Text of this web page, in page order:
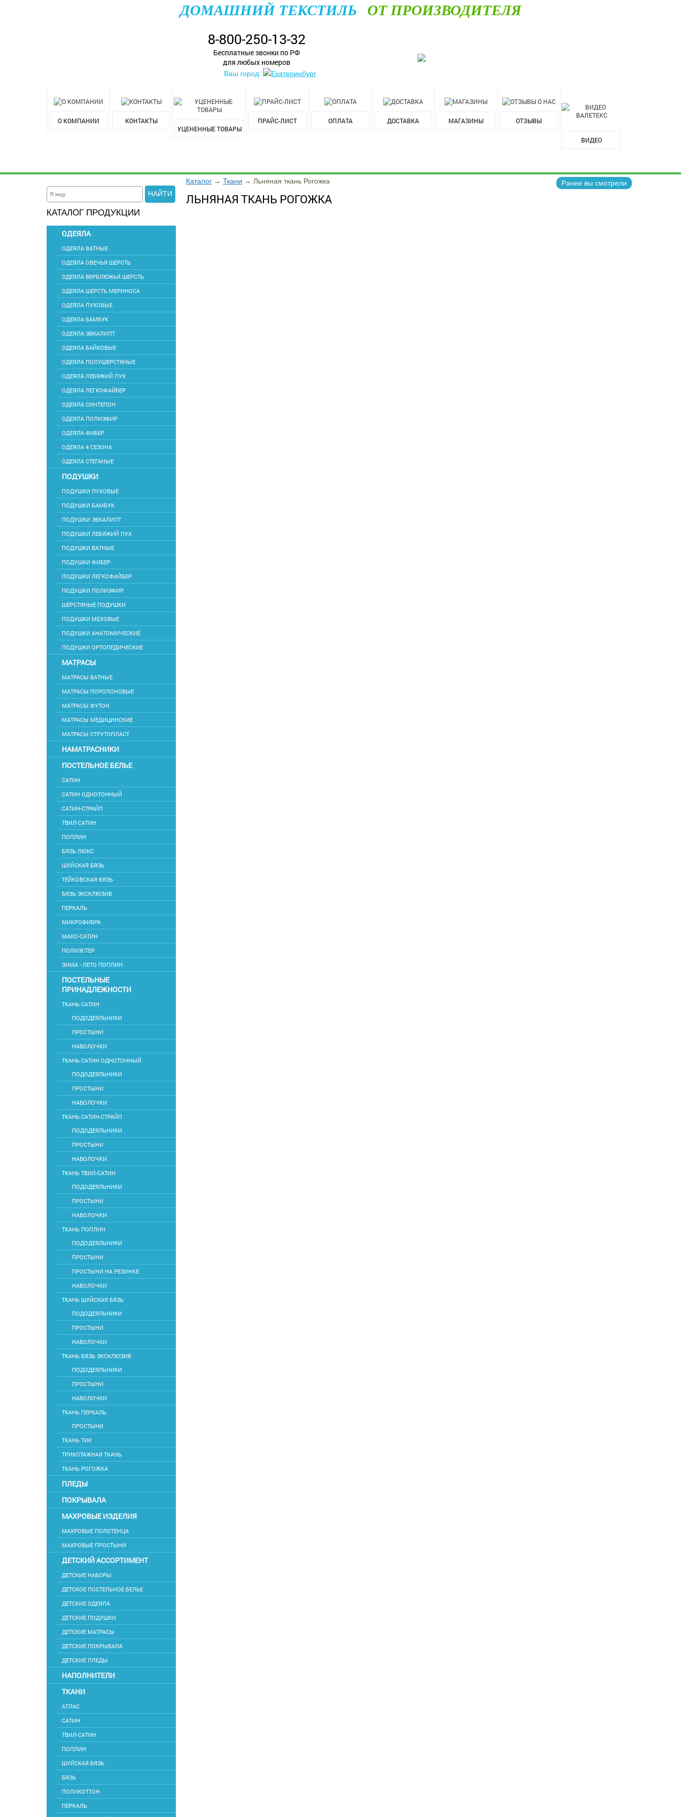
ДОМАШНИЙ ТЕКСТИЛЬ ОТ ПРОИЗВОДИТЕЛЯ
8-800-250-13-32
Бесплатные звонки по РФ
для любых номеров
Ваш город: Екатеринбург
О КОМПАНИИ
КОНТАКТЫ
УЦЕНЕННЫЕ ТОВАРЫ
ПРАЙС-ЛИСТ ОПЛАТА ДОСТАВКА МАГАЗИНЫ ОТЗЫВЫ
ВИДЕО
НАЙТИ
КАТАЛОГ ПРОДУКЦИИ
ОДЕЯЛА
ОДЕЯЛА ВАТНЫЕ
ОДЕЯЛА ОВЕЧЬЯ ШЕРСТЬ
ОДЕЯЛА ВЕРБЛЮЖЬЯ ШЕРСТЬ
ОДЕЯЛА ШЕРСТЬ МЕРИНОСА
ОДЕЯЛА ПУХОВЫЕ
ОДЕЯЛА БАМБУК
ОДЕЯЛА ЭВКАЛИПТ
ОДЕЯЛА БАЙКОВЫЕ
ОДЕЯЛА ПОЛУШЕРСТЯНЫЕ
ОДЕЯЛА ЛЕБЯЖИЙ ПУХ
ОДЕЯЛА ЛЕГКОФАЙБЕР
ОДЕЯЛА СИНТЕПОН
ОДЕЯЛА ПОЛИЭФИР
ОДЕЯЛА ФИБЕР
ОДЕЯЛА 4 СЕЗОНА
ОДЕЯЛА СТЕГАНЫЕ
ПОДУШКИ
ПОДУШКИ ПУХОВЫЕ
ПОДУШКИ БАМБУК
ПОДУШКИ ЭВКАЛИПТ
ПОДУШКИ ЛЕБЯЖИЙ ПУХ
ПОДУШКИ ВАТНЫЕ
ПОДУШКИ ФИБЕР
ПОДУШКИ ЛЕГКОФАЙБЕР
ПОДУШКИ ПОЛИЭФИР
ШЕРСТЯНЫЕ ПОДУШКИ
ПОДУШКИ МЕХОВЫЕ
ПОДУШКИ АНАТОМИЧЕСКИЕ
ПОДУШКИ ОРТОПЕДИЧЕСКИЕ
МАТРАСЫ
МАТРАСЫ ВАТНЫЕ
МАТРАСЫ ПОРОЛОНОВЫЕ
МАТРАСЫ ФУТОН
МАТРАСЫ МЕДИЦИНСКИЕ
МАТРАСЫ СТРУТОПЛАСТ
НАМАТРАСНИКИ
ПОСТЕЛЬНОЕ БЕЛЬЕ
САТИН
САТИН ОДНОТОННЫЙ
САТИН-СТРАЙП
ТВИЛ-САТИН
ПОПЛИН
БЯЗЬ ЛЮКС
ШУЙСКАЯ БЯЗЬ
ТЕЙКОВСКАЯ БЯЗЬ
БЯЗЬ ЭКСКЛЮЗИВ
ПЕРКАЛЬ
МИКРОФИБРА
МАКО-САТИН
ПОЛИЭСТЕР
ЗИМА - ЛЕТО ПОПЛИН
ПОСТЕЛЬНЫЕ
ПРИНАДЛЕЖНОСТИ
ТКАНЬ САТИН
ПОДОДЕЯЛЬНИКИ
ПРОСТЫНИ
НАВОЛОЧКИ
ТКАНЬ САТИН ОДНОТОННЫЙ
ПОДОДЕЯЛЬНИКИ
ПРОСТЫНИ
НАВОЛОЧКИ
ТКАНЬ САТИН-СТРАЙП
ПОДОДЕЯЛЬНИКИ
ПРОСТЫНИ
НАВОЛОЧКИ
ТКАНЬ ТВИЛ-САТИН
ПОДОДЕЯЛЬНИКИ
ПРОСТЫНИ
НАВОЛОЧКИ
ТКАНЬ ПОПЛИН
ПОДОДЕЯЛЬНИКИ
ПРОСТЫНИ
ПРОСТЫНИ НА РЕЗИНКЕ
НАВОЛОЧКИ
ТКАНЬ ШУЙСКАЯ БЯЗЬ
ПОДОДЕЯЛЬНИКИ
ПРОСТЫНИ
НАВОЛОЧКИ
ТКАНЬ БЯЗЬ ЭКСКЛЮЗИВ
ПОДОДЕЯЛЬНИКИ
ПРОСТЫНИ
НАВОЛОЧКИ
ТКАНЬ ПЕРКАЛЬ
ПРОСТЫНИ
ТКАНЬ ТИК
ТРИКОТАЖНАЯ ТКАНЬ
ТКАНЬ РОГОЖКА
ПЛЕДЫ
ПОКРЫВАЛА
МАХРОВЫЕ ИЗДЕЛИЯ
МАХРОВЫЕ ПОЛОТЕНЦА
МАХРОВЫЕ ПРОСТЫНИ
ДЕТСКИЙ АССОРТИМЕНТ
ДЕТСКИЕ НАБОРЫ
ДЕТСКОЕ ПОСТЕЛЬНОЕ БЕЛЬЕ
ДЕТСКИЕ ОДЕЯЛА
ДЕТСКИЕ ПОДУШКИ
ДЕТСКИЕ МАТРАСЫ
ДЕТСКИЕ ПОКРЫВАЛА
ДЕТСКИЕ ПЛЕДЫ
НАПОЛНИТЕЛИ
ТКАНИ
АТЛАС
САТИН
ТВИЛ-САТИН
ПОПЛИН
ШУЙСКАЯ БЯЗЬ
БЯЗЬ
ПОЛИКОТТОН
ПЕРКАЛЬ
Каталог → Ткани → Льняная ткань Рогожка Ранее вы смотрели
ЛЬНЯНАЯ ТКАНЬ РОГОЖКА